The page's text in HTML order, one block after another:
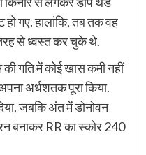
गए. हालांकि, तब तक वह
तरह से ध्वस्त कर चुके थे.
गति में कोई खास कमी नहीं
अर्धशतक पूरा किया.
जबकि अंत में डोनोवन
बनाकर RR का स्कोर 240